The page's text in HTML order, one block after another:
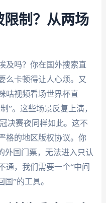
限制？从两场
及吗？你在国外搜索直
么卡顿得让人心烦。又
咕视频看场世界杯直
”。这些场景反复上演，
决赛夜同样如此。这不
格的地区版权协议。你
外国门票，无法进入只认
通，我们需要一个“中间
”的工具。